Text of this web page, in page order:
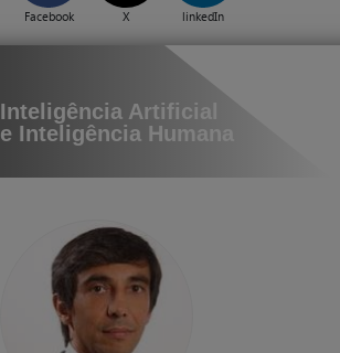
Facebook X linkedIn
Inteligência Artificial
e Inteligência Humana